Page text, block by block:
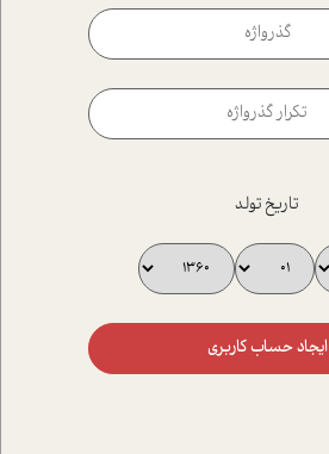
تاریخ تولد
ایجاد حساب کاربری